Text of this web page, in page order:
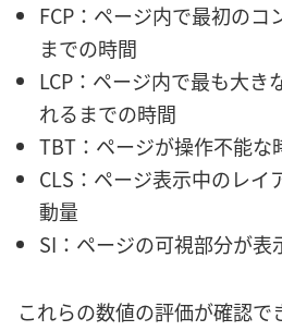
FCP：ページ内で最初のコ
までの時間
LCP：ページ内で最も大き
れるまでの時間
TBT：ページが操作不能な
CLS：ページ表示中のレイ
動量
SI：ページの可視部分が表
これらの数値の評価が確認で